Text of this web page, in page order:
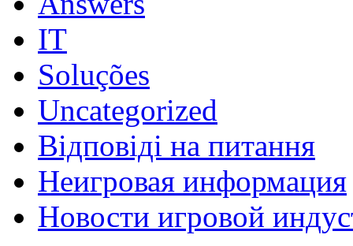
IT
Soluções
Uncategorized
Відповіді на питання
Неигровая информация
Новости игровой